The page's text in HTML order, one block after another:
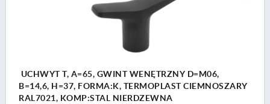
UCHWYT T, A=65, GWINT WENĘTRZNY D=M06,
B=14,6, H=37, FORMA:K, TERMOPLAST CIEMNOSZARY
RAL7021, KOMP:STAL NIERDZEWNA